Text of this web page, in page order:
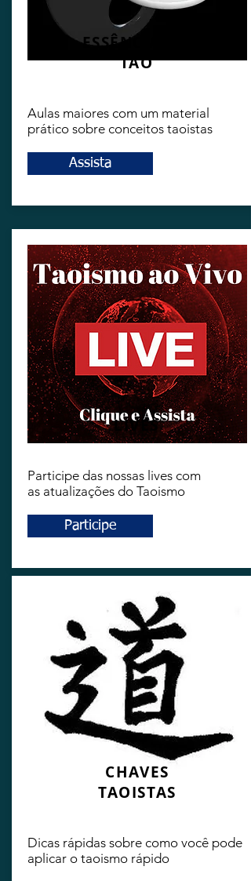
ESSÊNCIA DO
TAO
Aulas maiores com um material
prático sobre conceitos taoistas
Assista
LIVES
Participe das nossas lives com
as atualizações do Taoismo
Participe
CHAVES
TAOISTAS
Dicas rápidas sobre como você pode
aplicar o taoismo rápido